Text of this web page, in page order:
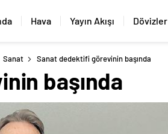
Hava Yayın Akışı Dövizler
Sanat Sanat dedektifi görevinin başında
başında